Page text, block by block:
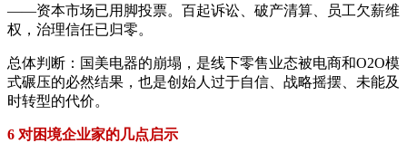
——资本市场已用脚投票。百起诉讼、破产清算、员工欠薪维
权，治理信任已归零。
总体判断：国美电器的崩塌，是线下零售业态被电商和O2O模
式碾压的必然结果，也是创始人过于自信、战略摇摆、未能及
时转型的代价。
6 对困境企业家的几点启示